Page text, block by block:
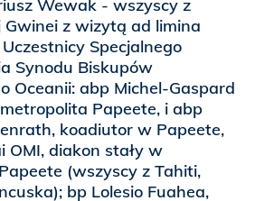
Wewak - wszyscy z
z wizytą ad limina
Specjalnego
Synodu Biskupów
Oceanii: abp Michel-Gaspard
Papeete, i abp
koadiutor w Papeete,
OMI, diakon stały w
(wszyscy z Tahiti,
bp Lolesio Fuahea,